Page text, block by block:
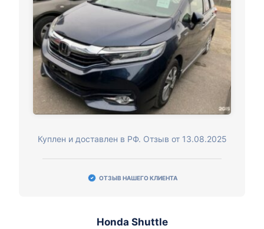
Куплен и доставлен в РФ. Отзыв от 13.08.2025
ОТЗЫВ НАШЕГО КЛИЕНТА
Honda Shuttle